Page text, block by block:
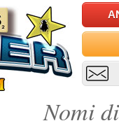
Nomi